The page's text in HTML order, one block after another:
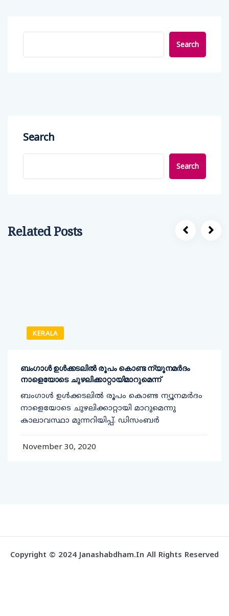
Search
Search
Search
Related Posts
KERALA
ബംഗാൾ ഉൾക്കടലിൽ രൂപം കൊണ്ട ന്യൂനമർദം
നാളെയോടെ ചുഴലിക്കാറ്റായിമാറുമെന്ന്
ബംഗാൾ ഉൾക്കടലിൽ രൂപം കൊണ്ട ന്യൂനമർദം
നാളെയോടെ ചുഴലിക്കാറ്റായി മാറുമെന്നു
കാലാവസ്ഥാ മുന്നറിയിപ്പ്. ഡിസംബർ
November 30, 2020
Copyright © 2024 Janashabdham.in All Rights Reserved